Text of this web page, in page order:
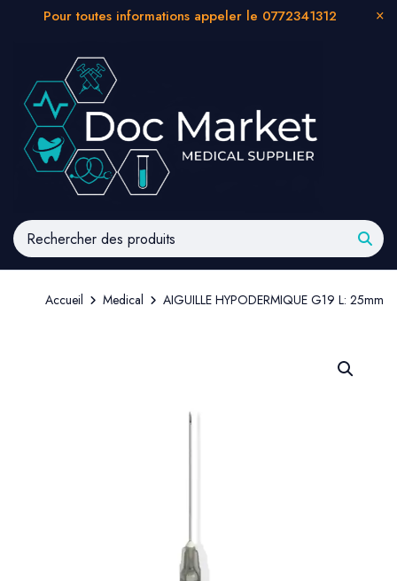
Pour toutes informations appeler le 0772341312
Accueil Medical AIGUILLE HYPODERMIQUE G19 L: 25mm